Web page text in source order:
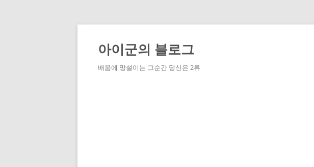
Skip
content
아이군의 블로그
배움에 망설이는 그순간 당신은 2류